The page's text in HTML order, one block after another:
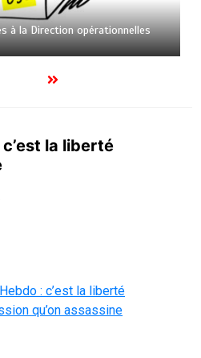
à la Direction opérationnelles
la liberté
: c’est la liberté
qu’on assassine